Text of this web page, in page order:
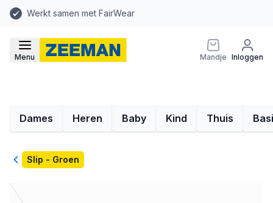
Werkt samen met FairWear
Menu Mandje Inloggen
Dames Heren Baby Kind Thuis
TerugSlip - Groen